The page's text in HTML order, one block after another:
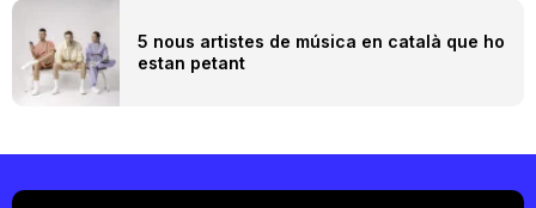
5 nous artistes de música en català que ho
estan petant